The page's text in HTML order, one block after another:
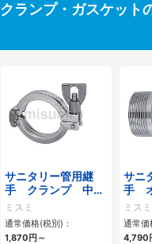
ランプ・ガスケット
サニタリー管用継
手 クランプ 中・
高圧用
ミスミ
通常価格(税別)：
1,870円 ～
サニ
手
タイ
ミスミ
通常価
4,790